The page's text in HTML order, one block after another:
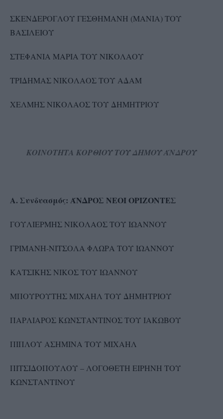
ΣΚΕΝΔΕΡΟΓΛΟΥ ΓΕΣΘΗΜΑΝΗ (ΜΑΝΙΑ) ΤΟΥ
ΒΑΣΙΛΕΙΟΥ
ΣΤΕΦΑΝΙΑ ΜΑΡΙΑ ΤΟΥ ΝΙΚΟΛΑΟΥ
ΤΡΙΔΗΜΑΣ ΝΙΚΟΛΑΟΣ ΤΟΥ ΑΔΑΜ
ΧΕΛΜΗΣ ΝΙΚΟΛΑΟΣ ΤΟΥ ΔΗΜΗΤΡΙΟΥ
ΚΟΙΝΟΤΗΤΑ ΚΟΡΘΙΟΥ ΤΟΥ ΔΗΜΟΥ ΆΝΔΡΟΥ
Α. Συνδυασμός: ΆΝΔΡΟΣ ΝΕΟΙ ΟΡΙΖΟΝΤΕΣ
ΓΟΥΛΙΕΡΜΗΣ ΝΙΚΟΛΑΟΣ ΤΟΥ ΙΩΑΝΝΟΥ
ΓΡΙΜΑΝΗ-ΝΙΤΣΟΛΑ ΦΛΩΡΑ ΤΟΥ ΙΩΑΝΝΟΥ
ΚΑΤΣΙΚΗΣ ΝΙΚΟΣ ΤΟΥ ΙΩΑΝΝΟΥ
ΜΠΟΥΡΟΥΤΗΣ ΜΙΧΑΗΛ ΤΟΥ ΔΗΜΗΤΡΙΟΥ
ΠΑΡΛΙΑΡΟΣ ΚΩΝΣΤΑΝΤΙΝΟΣ ΤΟΥ ΙΑΚΩΒΟΥ
ΠΙΠΛΟΥ ΑΣΗΜΙΝΑ ΤΟΥ ΜΙΧΑΗΛ
ΠΙΤΣΙΔΟΠΟΥΛΟΥ – ΛΟΓΟΘΕΤΗ ΕΙΡΗΝΗ ΤΟΥ
ΚΩΝΣΤΑΝΤΙΝΟΥ